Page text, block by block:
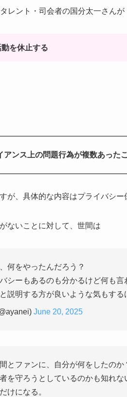
レント・司会者の国分太一さんが
を休止する
アンス上の問題行為が複数あった
が、具体的な内容はプライバシ
ないことに対して、世間は
何をやったんだろう？
シーもあるのも分かるけど何も
説明する方が良いような気もする
June 20, 2025
とファンに、自分が何をしたのか
を守ろうとしているのかも知れ
けになる。